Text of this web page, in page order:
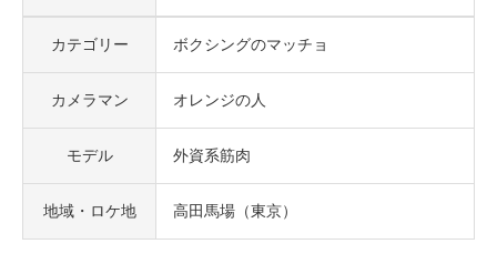
カテゴリー ボクシングのマッチョ
カメラマン オレンジの人
モデル 外資系筋肉
地域・ロケ地 高田馬場（東京）